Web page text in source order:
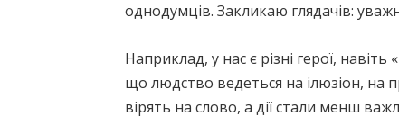
однодумців. Закликаю глядачів:
Наприклад, у нас є різні герої,
що людство ведеться на ілюзіон, на
вірять на слово, а дії стали менш